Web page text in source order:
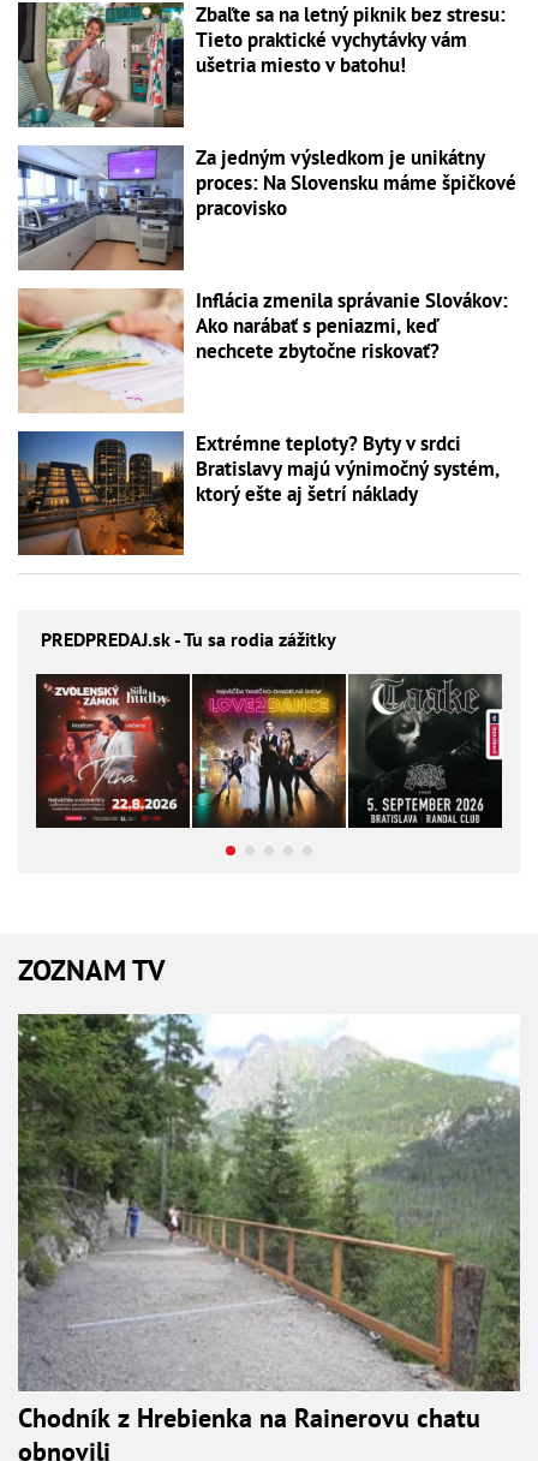
Zbaľte sa na letný piknik bez stresu:
Tieto praktické vychytávky vám
ušetria miesto v batohu!
Za jedným výsledkom je unikátny
proces: Na Slovensku máme špičkové
pracovisko
Inflácia zmenila správanie Slovákov:
Ako narábať s peniazmi, keď
nechcete zbytočne riskovať?
Extrémne teploty? Byty v srdci
Bratislavy majú výnimočný systém,
ktorý ešte aj šetrí náklady
PREDPREDAJ.sk - Tu sa rodia zážitky
ZOZNAM TV
Chodník z Hrebienka na Rainerovu chatu
obnovili